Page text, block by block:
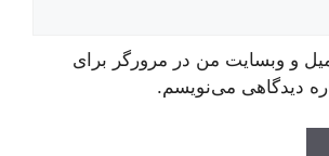
و وبسایت من در مرورگر برای
دیدگاهی می‌نویسم.